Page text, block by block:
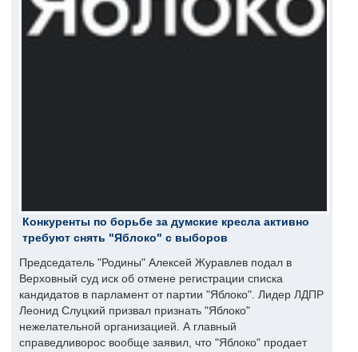
Конкуренты по борьбе за думские кресла активно
требуют снять "Яблоко" с выборов
Председатель "Родины" Алексей Журавлев подал в
Верховный суд иск об отмене регистрации списка
кандидатов в парламент от партии "Яблоко". Лидер ЛДПР
Леонид Слуцкий призвал признать "Яблоко"
нежелательной организацией. А главный
справедливорос вообще заявил, что "Яблоко" продает